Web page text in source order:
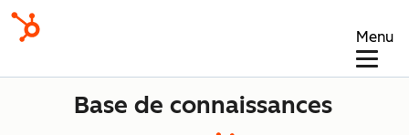
Menu
Base de connaissances